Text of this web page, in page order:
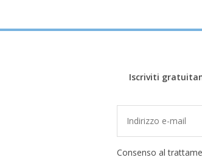
Iscriviti
Consenso al